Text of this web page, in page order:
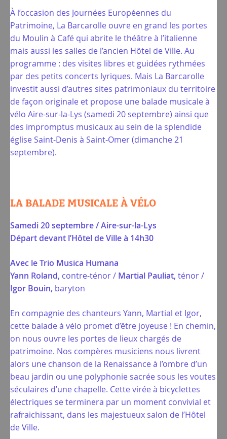
À l’occasion des Journées Européennes du
Patrimoine, La Barcarolle ouvre en grand les portes
du Moulin à Café qui abrite le théâtre à l’italienne
mais aussi les salles de l’ancien Hôtel de Ville. Au
programme : des visites libres et guidées rythmées
par des petits concerts lyriques. Mais La Barcarolle
investit aussi d’autres sites patrimoniaux du territoire
de façon originale et propose une balade musicale à
vélo Aire-sur-la-Lys (samedi 20 septembre) ainsi que
des impromptus musicaux au sein de la splendide
église Saint-Denis à Saint-Omer (dimanche 21
septembre).
LA BALADE MUSICALE À VÉLO
Samedi 20 septembre / Aire-sur-la-Lys
Départ devant l’Hôtel de Ville à 14h30
Avec le Trio Musica Humana
Yann Roland, contre-ténor / Martial Pauliat, ténor /
Igor Bouin, baryton
En compagnie des chanteurs Yann, Martial et Igor,
cette balade à vélo promet d’être joyeuse ! En chemin,
on nous ouvre les portes de lieux chargés de
patrimoine. Nos compères musiciens nous livrent
alors une chanson de la Renaissance à l’ombre d’un
beau jardin ou une polyphonie sacrée sous les voutes
séculaires d’une chapelle. Cette virée à bicyclettes
électriques se terminera par un moment convivial et
rafraichissant, dans les majestueux salon de l’Hôtel
de Ville.